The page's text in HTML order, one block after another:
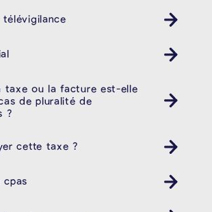
taxe ou la facture est-elle
de pluralité de
?
cette taxe ?
cpas